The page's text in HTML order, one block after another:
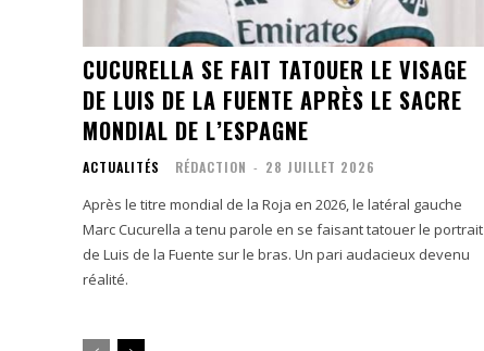
CUCURELLA SE FAIT TATOUER LE VISAGE
DE LUIS DE LA FUENTE APRÈS LE SACRE
MONDIAL DE L’ESPAGNE
ACTUALITÉS RÉDACTION - 28 JUILLET 2026
Après le titre mondial de la Roja en 2026, le latéral gauche
Marc Cucurella a tenu parole en se faisant tatouer le portrait
de Luis de la Fuente sur le bras. Un pari audacieux devenu
réalité.